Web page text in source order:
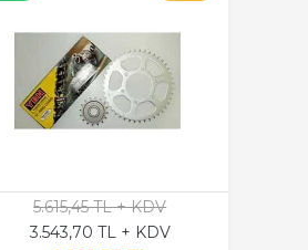
5.615,45 TL + KDV
3.543,70 TL + KDV